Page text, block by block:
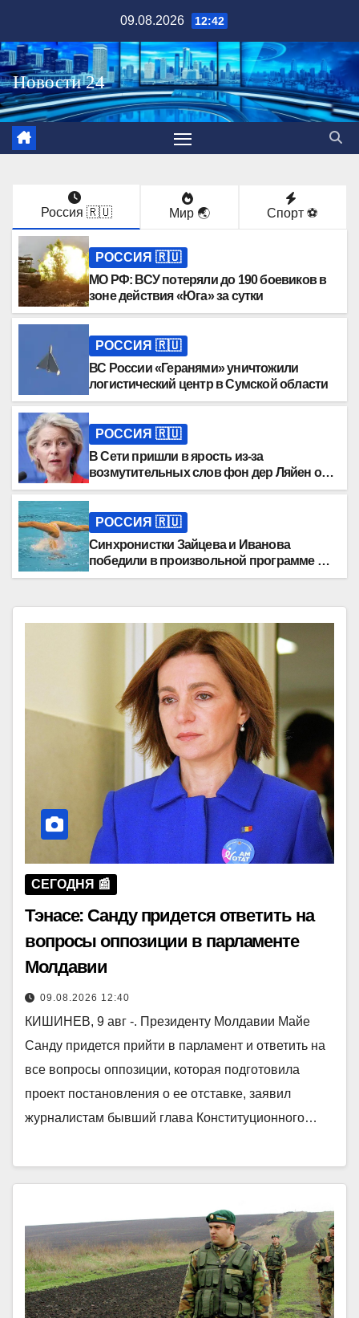
содержимому
09.08.2026 12:42
Россия 🇷🇺 Мир 🌏 Спорт ⚽️
РОССИЯ 🇷🇺
МО РФ: ВСУ потеряли до 190 боевиков в
зоне действия «Юга» за сутки
РОССИЯ 🇷🇺
ВС России «Геранями» уничтожили
логистический центр в Сумской области
РОССИЯ 🇷🇺
В Сети пришли в ярость из-за
возмутительных слов фон дер Ляйен о
России
РОССИЯ 🇷🇺
Синхронистки Зайцева и Иванова
победили в произвольной программе на
Спартакиаде
СЕГОДНЯ 📰
Тэнасе: Санду придется ответить на
вопросы оппозиции в парламенте
Молдавии
09.08.2026 12:40
КИШИНЕВ, 9 авг -. Президенту Молдавии Майе
Санду придется прийти в парламент и ответить на
все вопросы оппозиции, которая подготовила
проект постановления о ее отставке, заявил
журналистам бывший глава Конституционного…